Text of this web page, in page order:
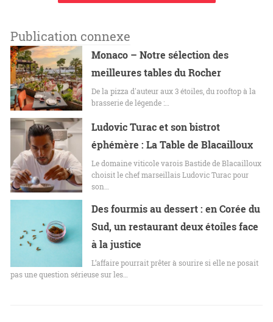
Publication connexe
Monaco – Notre sélection des
meilleures tables du Rocher
De la pizza d'auteur aux 3 étoiles, du rooftop à la
brasserie de légende :…
Ludovic Turac et son bistrot
éphémère : La Table de Blacailloux
Le domaine viticole varois Bastide de Blacailloux
choisit le chef marseillais Ludovic Turac pour
son…
Des fourmis au dessert : en Corée du
Sud, un restaurant deux étoiles face
à la justice
L’affaire pourrait prêter à sourire si elle ne posait
pas une question sérieuse sur les…